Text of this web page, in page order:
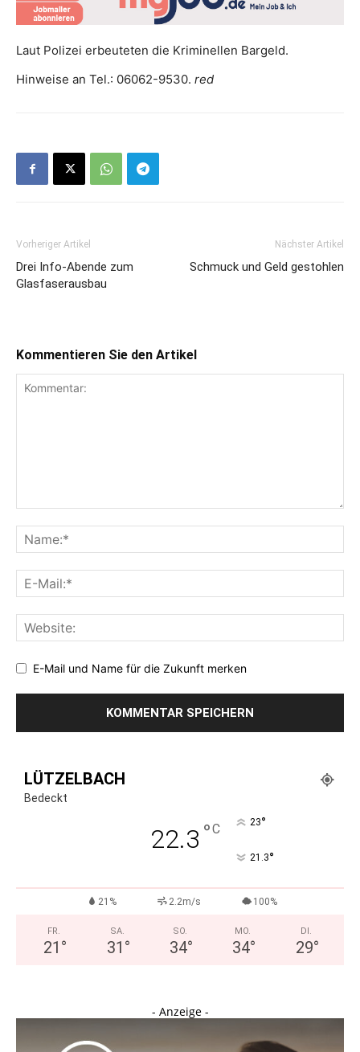
Laut Polizei erbeuteten die Kriminellen Bargeld.
Hinweise an Tel.: 06062-9530. red
Vorheriger Artikel
Drei Info-Abende zum
Glasfaserausbau
Nächster Artikel
Schmuck und Geld gestohlen
Kommentieren Sie den Artikel
E-Mail und Name für die Zukunft merken
LÜTZELBACH
Bedeckt
22.3 °C 23°
21.3°
21% 2.2m/s 100%
FR.
21 °
SA.
31 °
SO.
34°
MO.
34°
DI.
29°
- Anzeige -